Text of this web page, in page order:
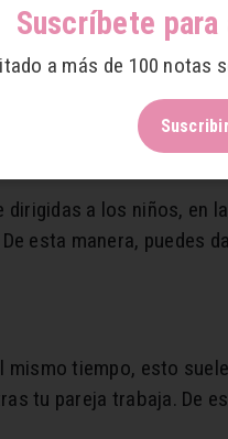
los niños, pero
horas de
a los niños, en
esta manera, puedes
mismo tiempo, esto
tu pareja trabaja. De
Suscríbete
a más de 100 notas